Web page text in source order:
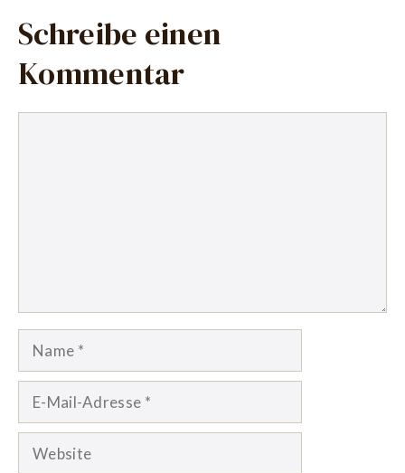
Schreibe einen
Kommentar
Name
Website